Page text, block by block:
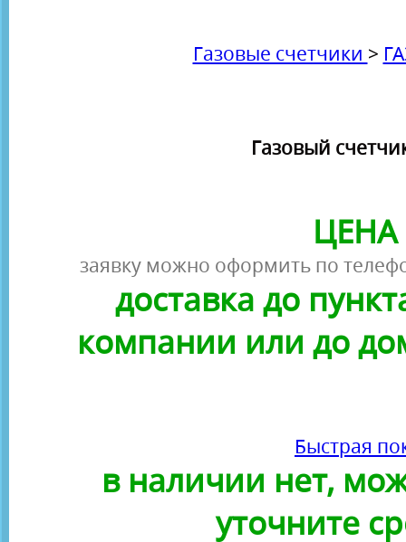
Газовые счетчики >
Газовый
ЦЕНА
заявку можно оформить по
доставка до
компании или до
Быстрая
в наличии нет,
уточните